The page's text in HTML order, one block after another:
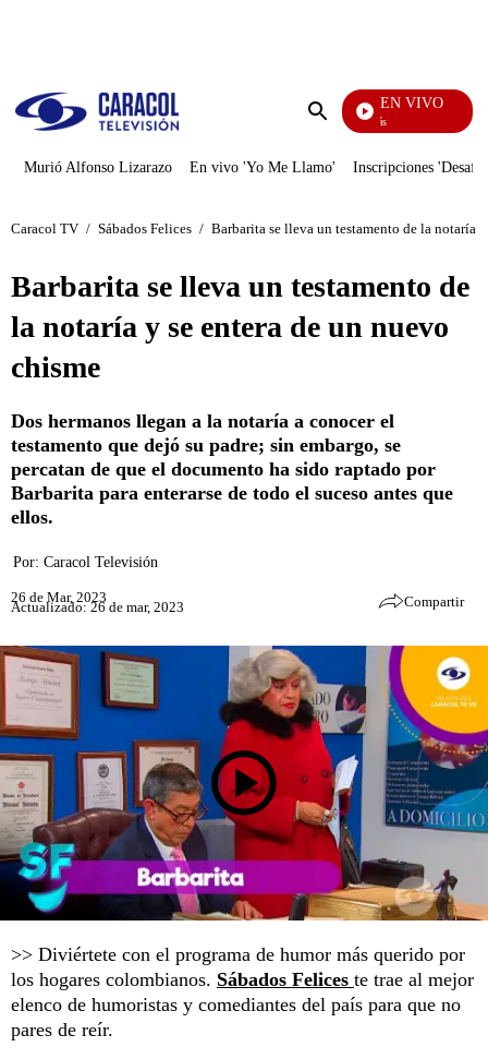
Enviar
EN VIVO
También Caerás
Murió Alfonso Lizarazo En vivo 'Yo Me Llamo' Inscripciones
Caracol TV / Sábados Felices / Barbarita se lleva un testamento de la notaría
Barbarita se lleva un testamento de
la notaría y se entera de un nuevo
chisme
Dos hermanos llegan a la notaría a conocer el
testamento que dejó su padre; sin embargo, se
percatan de que el documento ha sido raptado por
Barbarita para enterarse de todo el suceso antes que
ellos.
Por: Caracol Televisión
26 de Mar, 2023
Actualizado: 26 de mar, 2023 Compartir
>> Diviértete con el programa de humor más querido por
los hogares colombianos. Sábados Felices te trae al mejor
elenco de humoristas y comediantes del país para que no
pares de reír.